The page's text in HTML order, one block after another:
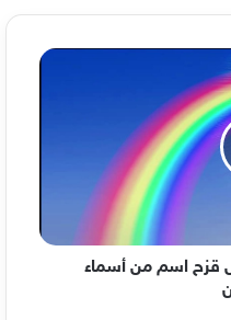
اسم من أسماء